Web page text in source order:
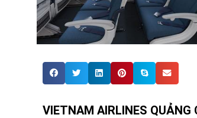
VIETNAM AIRLINES QUẢNG